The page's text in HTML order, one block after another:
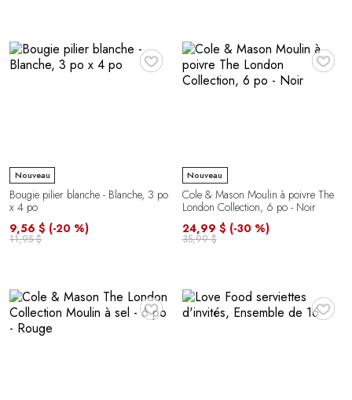
♥
Nouveau
Bougie pilier blanche - Blanche, 3 po
x 4 po
9,56 $ (-20 %)
11,95 $
♥
Nouveau
Cole & Mason Moulin à poivre The
London Collection, 6 po - Noir
24,99 $ (-30 %)
35,99 $
♥ ♥